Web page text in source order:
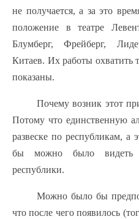
не получается, а за это
положение в театре
Блумберг, Фрейберг,
Китаев. Их работы охватить
показаны.
Почему возник этот
Потому что единственную
развеске по республикам, а
бы можно было видеть
республики.
Можно было бы
что после чего появилось